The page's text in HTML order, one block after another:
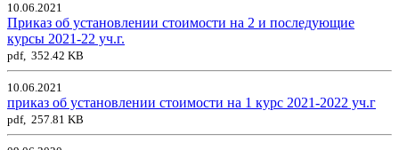
10.06.2021
Приказ об установлении стоимости на 2 и последующие
курсы 2021-22 уч.г.
pdf, 352.42 KB
10.06.2021
приказ об установлении стоимости на 1 курс 2021-2022 уч.г
pdf, 257.81 KB